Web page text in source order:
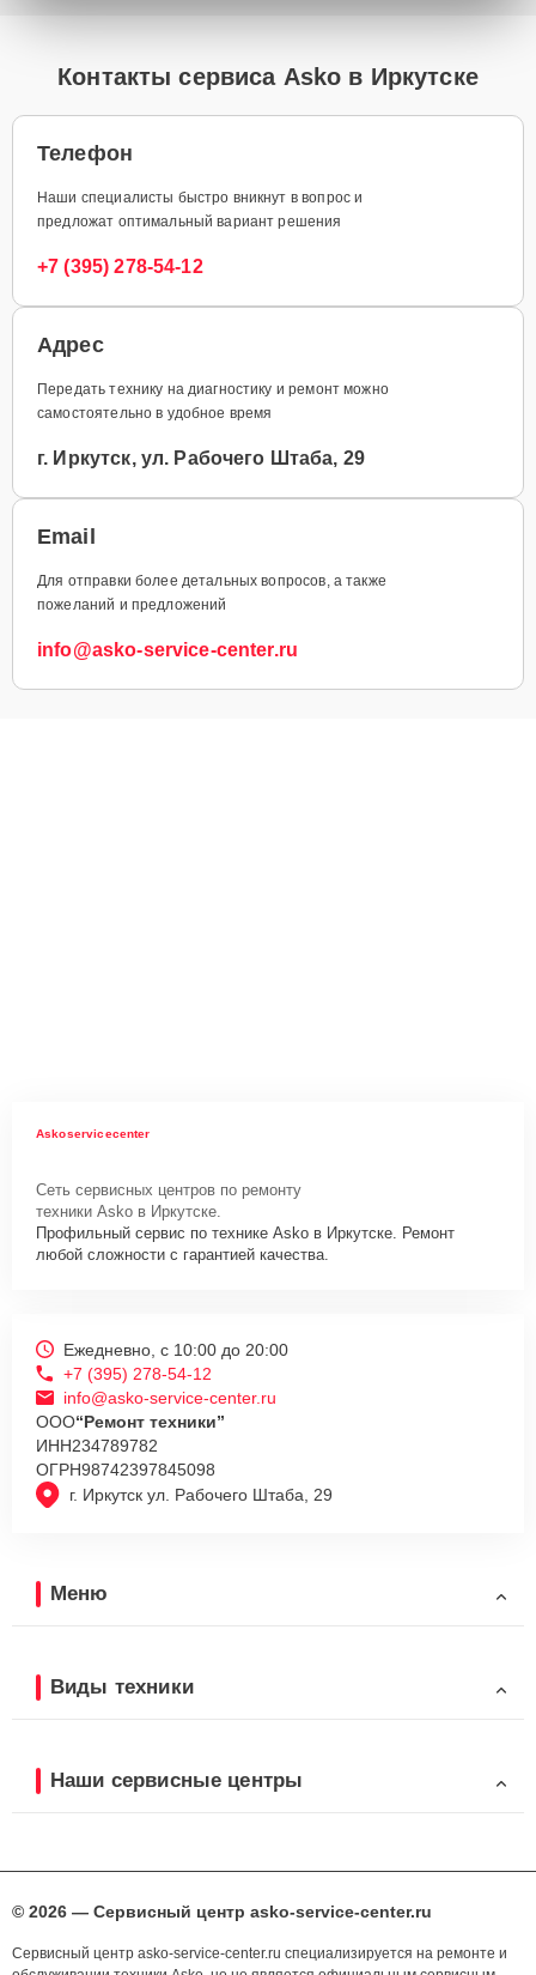
Контакты сервиса Asko в Иркутске
Телефон
Наши специалисты быстро вникнут в вопрос и
предложат оптимальный вариант решения
+7 (395) 278-54-12
Адрес
Передать технику на диагностику и ремонт можно
самостоятельно в удобное время
г. Иркутск, ул. Рабочего Штаба, 29
Email
Для отправки более детальных вопросов, а также
пожеланий и предложений
info@asko-service-center.ru
Askoservicecenter
Сеть сервисных центров по ремонту
техники Asko в Иркутске.
Профильный сервис по технике Asko в Иркутске. Ремонт
любой сложности с гарантией качества.
г. Иркутск ул. Рабочего Штаба, 29
Ежедневно, с 10:00 до 20:00
+7 (395) 278-54-12
info@asko-service-center.ru
ООО“Ремонт техники”
ИНН234789782
ОГРН98742397845098
Меню
Виды техники
Наши сервисные центры
© 2026 — Сервисный центр asko-service-center.ru
Сервисный центр asko-service-center.ru специализируется на ремонте и